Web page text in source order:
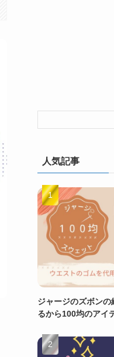
人気記事
ジャージのズボンの
るから100均のアイ